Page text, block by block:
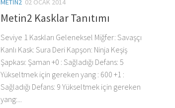
METIN2 02 OCAK 2014
Metin2 Kasklar Tanıtımı
Seviye 1 Kaskları Geleneksel Miğfer: Savaşçı
Kanlı Kask: Sura Deri Kapşon: Ninja Keşiş
Şapkası: Şaman +0 : Sağladığı Defans: 5
Yükseltmek için gereken yang : 600 +1 :
Sağladığı Defans: 9 Yükseltmek için gereken
yang:...